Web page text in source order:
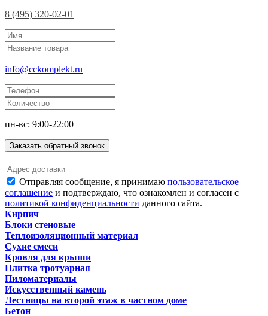
8 (495) 320-02-01
info@cckomplekt.ru
пн-вс: 9:00-22:00
Заказать обратный звонок
Отправляя сообщение, я принимаю пользовательское
соглашение и подтверждаю, что ознакомлен и согласен с
политикой конфиденциальности данного сайта.
Кирпич
Блоки стеновые
Теплоизоляционный материал
Сухие смеси
Кровля для крыши
Плитка тротуарная
Пиломатериалы
Искусственный камень
Лестницы на второй этаж в частном доме
Бетон